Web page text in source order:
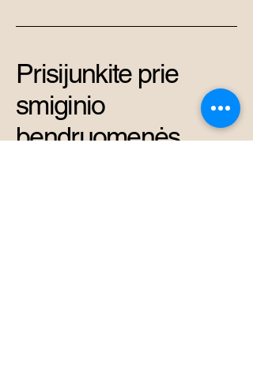
Prisijunkite prie
smiginio
bendruomenės